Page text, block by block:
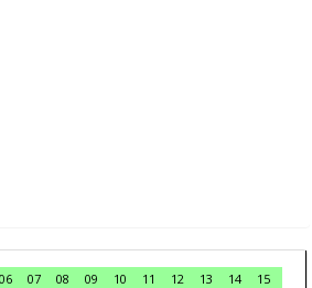
06 07 08 09 10 11 12 13 14
15